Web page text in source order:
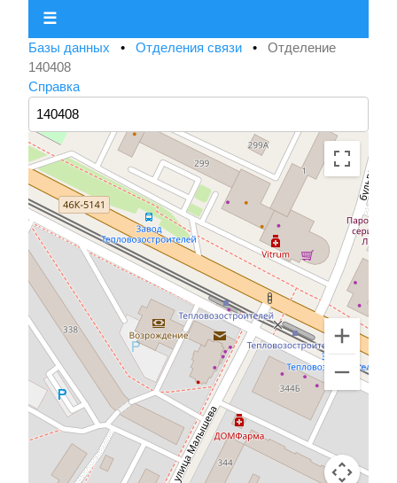
☰
Базы данных • Отделения связи • Отделение
140408
Справка